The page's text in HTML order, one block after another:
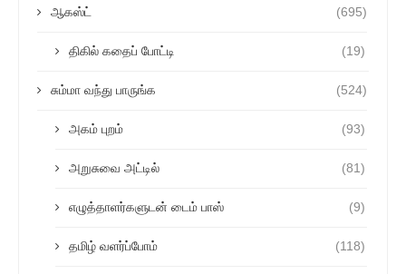
ஆகஸ்ட் (695)
திகில் கதைப் போட்டி (19)
சும்மா வந்து பாருங்க (524)
அகம் புறம் (93)
அறுசுவை அட்டில் (81)
எழுத்தாளர்களுடன் டைம் பாஸ் (9)
தமிழ் வளர்ப்போம் (118)